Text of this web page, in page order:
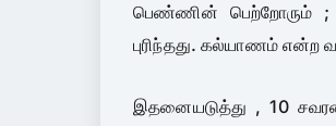
பெண்ணின் பெற்றோரும் ;
புரிந்தது. கல்யாணம் என்ற
இதனையடுத்து , 10